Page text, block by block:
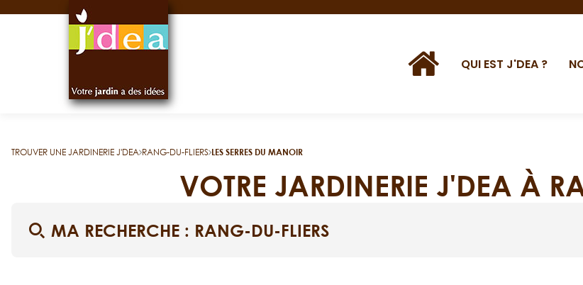
QUI EST J'DEA ?
TROUVER UNE JARDINERIE J'DEA RANG-DU-FLIERS LES SERRES DU MANOIR
VOTRE JARDINERIE J'DEA À
MA RECHERCHE : RANG-DU-FLIERS